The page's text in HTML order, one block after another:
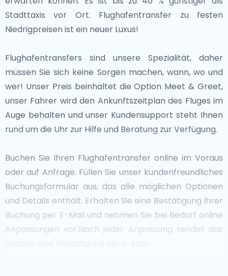
die Städte der VAE bieten eine Vielzahl von
Erlebnissen, die jeden Besucher fesseln werden.
Stadttaxis vor Ort. Flughafentransfer zu festen
Niedrigpreisen ist ein neuer Luxus!
Flughafentransfers sind unsere Spezialität, daher
müssen Sie sich keine Sorgen machen, wann, wo und
wer! Unser Preis beinhaltet die Option Meet & Greet,
unser Fahrer wird den Ankunftszeitplan des Fluges im
Auge behalten und unser Kundensupport steht Ihnen
rund um die Uhr zur Hilfe und Beratung zur Verfügung.
Buchen Sie Ihren Flughafentransfer online im Voraus
oder auf Anfrage. Füllen Sie unser kundenfreundliches
Buchungsformular aus, das alle möglichen Optionen
und Details enthält. Erhalten Sie eine Bestätigung Ihrer
Buchung per E-Mail und nehmen Sie bei Bedarf online
Anpassungen vor.Nach jeder Anpassung sendet das